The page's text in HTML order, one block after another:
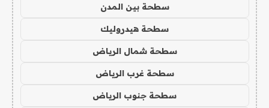
سطحة بين المدن
سطحة هيدروليك
سطحة شمال الرياض
سطحة غرب الرياض
سطحة جنوب الرياض